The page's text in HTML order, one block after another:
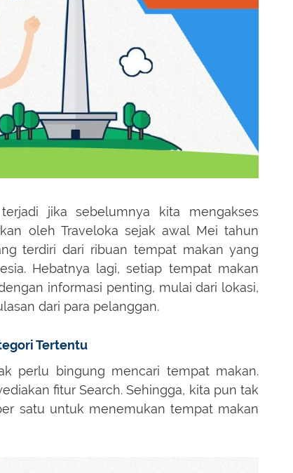
jika sebelumnya kita mengakses
oleh Traveloka sejak awal Mei tahun
terdiri dari ribuan tempat makan yang
Hebatnya lagi, setiap tempat makan
informasi penting, mulai dari lokasi,
dari para pelanggan.
Tertentu
perlu bingung mencari tempat makan.
fitur Search. Sehingga, kita pun tak
satu untuk menemukan tempat makan